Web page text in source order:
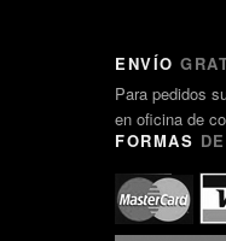
ENVÍO
Para pedidos
en oficina de
FORMAS